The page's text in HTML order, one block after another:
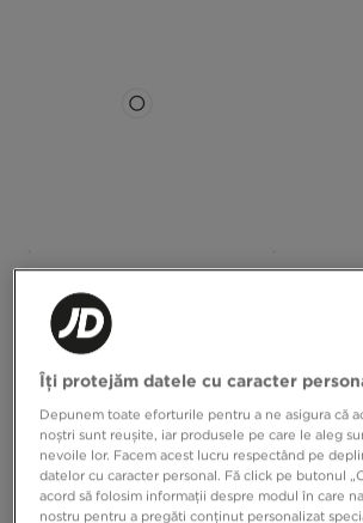
1 019,99 RON
Îți protejăm datele cu caracter
Depunem toate eforturile pentru a ne asigura că
noștri sunt reușite, iar produsele pe care le aleg
nevoile lor. Facem acest lucru respectând pe
datelor cu caracter personal. Fă click pe butonul
acord să folosim informații despre modul în care
nostru pentru a pregăti conținut personalizat